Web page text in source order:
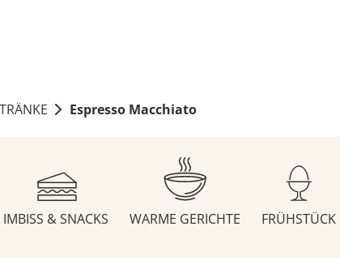
Espresso Macchiato
IMBISS & SNACKS WARME GERICHTE FRÜHSTÜCK